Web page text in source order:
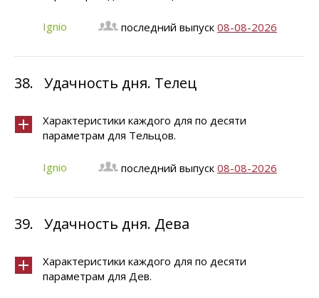
Ignio последний выпуск 08-08-2026
38. Удачность дня. Телец
Характеристики каждого для по десяти
параметрам для Тельцов.
Ignio последний выпуск 08-08-2026
39. Удачность дня. Дева
Характеристики каждого для по десяти
параметрам для Дев.